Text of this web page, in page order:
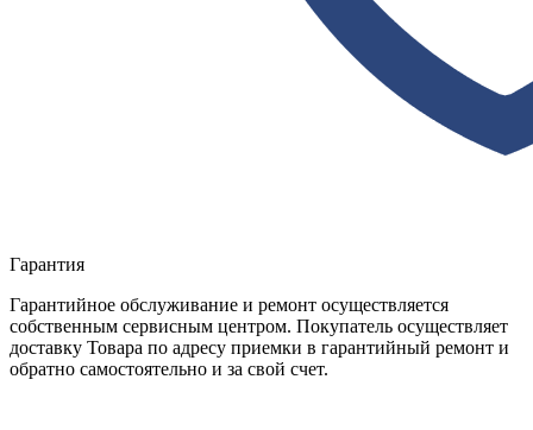
Гарантия
Гарантийное обслуживание и ремонт осуществляется
собственным сервисным центром. Покупатель осуществляет
доставку Товара по адресу приемки в гарантийный ремонт и
обратно самостоятельно и за свой счет.